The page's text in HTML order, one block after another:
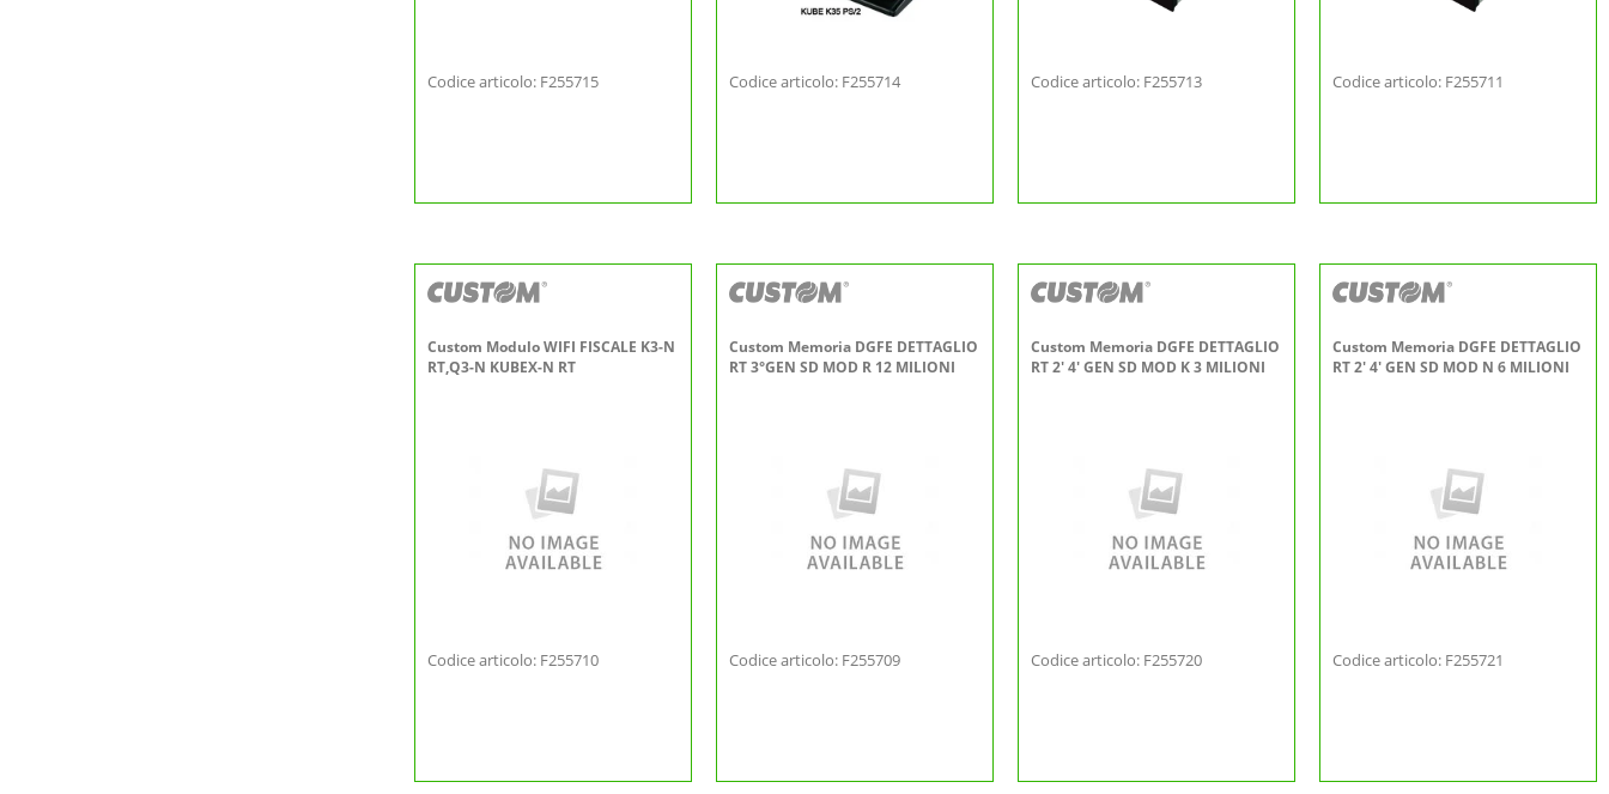
Codice articolo: F255715 Codice articolo: F255714 Codice articolo: F255713 Codice articolo: F255711
Custom Modulo WIFI FISCALE K3-N
RT,Q3-N KUBEX-N RT
Codice articolo: F255710
Custom Memoria DGFE DETTAGLIO
RT 3°GEN SD MOD R 12 MILIONI
Codice articolo: F255709
Custom Memoria DGFE DETTAGLIO
RT 2' 4' GEN SD MOD K 3 MILIONI
Codice articolo: F255720
Custom Memoria DGFE DETTAGLIO
RT 2' 4' GEN SD MOD N 6 MILIONI
Codice articolo: F255721